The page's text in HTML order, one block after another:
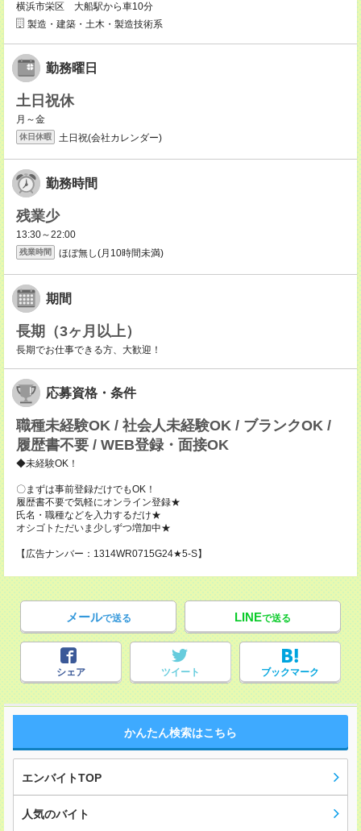
横浜市栄区 大船駅から車10分
製造・建築・土木・製造技術系
勤務曜日
土日祝休
月～金
休日休暇 土日祝(会社カレンダー)
勤務時間
残業少
13:30～22:00
残業時間 ほぼ無し(月10時間未満)
期間
長期（3ヶ月以上）
長期でお仕事できる方、大歓迎！
応募資格・条件
職種未経験OK / 社会人未経験OK / ブランクOK /
履歴書不要 / WEB登録・面接OK
◆未経験OK！
〇まずは事前登録だけでもOK！
履歴書不要で気軽にオンライン登録★
氏名・職種などを入力するだけ★
オシゴトただいま少しずつ増加中★
【広告ナンバー：1314WR0715G24★5-S】
メールで送る LINEで送る
シェア ツイート ブックマーク
かんたん検索はこちら
エンバイトTOP
人気のバイト